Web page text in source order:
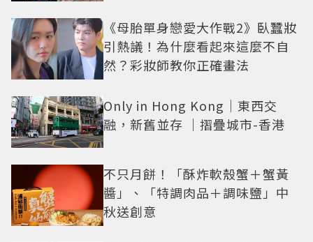
《母胎單身戀愛大作戰2》臥蠶妝
引熱議！為什麼看起來這麼不自
然？彩妝師教你正確畫法
Only in Hong Kong｜東西交
融，新舊並存 ｜摺疊城市-香港
不只月餅！「酥炸軟殼蟹＋蟹黃
醬」、「特調肉品＋調味鹽」中
秋送創意